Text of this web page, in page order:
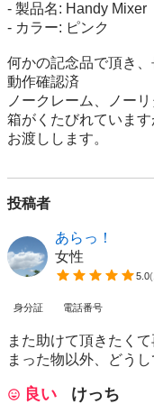
- 製品名: Handy Mixer
- カラー: ピンク
何かの記念品で頂き、
動作確認済
ノークレーム、ノー
箱がくたびれていま
お渡しします。
投稿者
あらっ！
女性
5.0(
身分証 電話番号
また助けて頂きたく
まった物以外、どう
良い けっち